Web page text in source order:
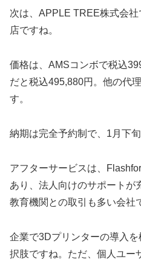
次は、APPLE TREE株式会
店ですね。
価格は、AMSコンボで税込
だと税込495,880円。他の代
す。
納期は完全予約制で、1月下
アフターサービスは、
あり、法人向けのサポートが
教育機関との取引も多い会社
企業で3Dプリンターの導入
択肢ですね。ただ、個人ユー